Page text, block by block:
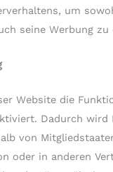
um
seine Werbung
Website die
Dadurch wird
von
oder in anderen